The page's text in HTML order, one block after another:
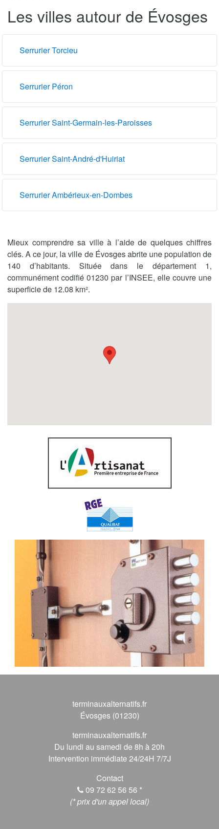
Les villes autour de Évosges
Serrurier Torcieu
Serrurier Péron
Serrurier Saint-Germain-les-Paroisses
Serrurier Saint-André-d'Huiriat
Serrurier Ambérieux-en-Dombes
Mieux comprendre sa ville à l’aide de quelques chiffres
clés. A ce jour, la ville de Évosges abrite une population de
140 d’habitants. Située dans le département 1,
communément codifié 01230 par l’INSEE, elle couvre une
superficie de 12.08 km².
terminauxalternatifs.fr
Évosges (01230)
terminauxalternatifs.fr
Du lundi au samedi de 8h à 20h
Intervention immédiate 24/24H 7/7J
Contact
09 72 62 56 56 *
(* prix d'un appel local)